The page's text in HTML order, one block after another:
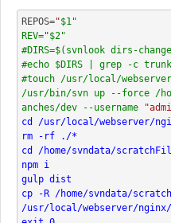
REPOS="$1"
REV="
#touch /usr/local/
/usr/bin/svn up --force /
anches/dev --username
cd /usr/local/webserver/
cd /home/svndata/
npm i
gulp dist
cp -R /home/svndata/
/usr/